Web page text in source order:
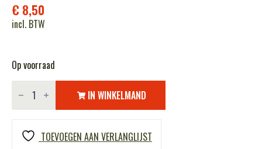
€ 8,50
incl. BTW
Op voorraad
Waterpistool
AK-
aantal
IN WINKELMAND
TOEVOEGEN AAN VERLANGLIJST